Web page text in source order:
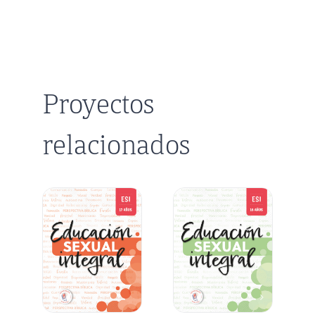
Proyectos
relacionados